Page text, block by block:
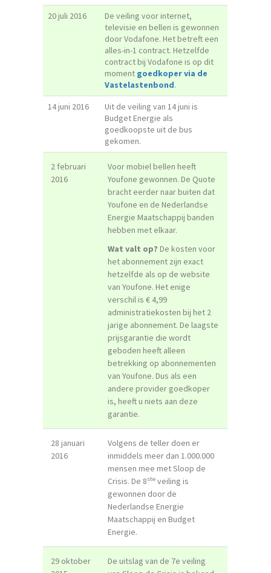
20 juli 2016
De veiling voor internet,
televisie en bellen is gewonnen
door Vodafone. Het betreft een
alles-in-1 contract. Hetzelfde
contract bij Vodafone is op dit
moment goedkoper via de
Vastelastenbond.
14 juni 2016
Uit de veiling van 14 juni is
Budget Energie als
goedkoopste uit de bus
gekomen.
2 februari
2016
Voor mobiel bellen heeft
Youfone gewonnen. De Quote
bracht eerder naar buiten dat
Youfone en de Nederlandse
Energie Maatschappij banden
hebben met elkaar.
Wat valt op?De kosten voor
het abonnement zijn exact
hetzelfde als op de website
van Youfone. Het enige
verschil is € 4,99
administratiekosten bij het 2
jarige abonnement. De laagste
prijsgarantie die wordt
geboden heeft alleen
betrekking op abonnementen
van Youfone. Dus als een
andere provider goedkoper
is, heeft u niets aan deze
garantie.
28 januari
2016
Volgens de teller doen er
inmiddels meer dan 1.000.000
mensen mee met Sloop de
Crisis. De 8ste veiling is
gewonnen door de
Nederlandse Energie
Maatschappij en Budget
Energie.
29 oktober
De uitslag van de 7e veiling